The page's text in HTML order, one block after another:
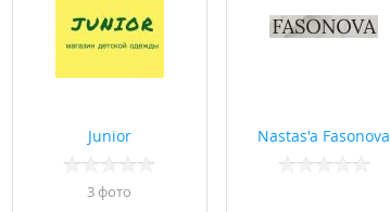
Junior
3 фото
Nastas'a Fasonova